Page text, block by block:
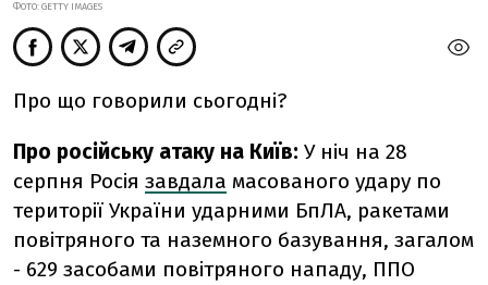
ФОТО: GETTY IMAGES
Про що говорили сьогодні?
Про російську атаку на Київ: У ніч на 28
серпня Росія завдала масованого удару по
території України ударними БпЛА, ракетами
повітряного та наземного базування, загалом
- 629 засобами повітряного нападу, ППО